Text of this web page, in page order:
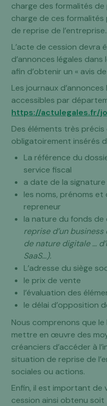
charge des formalités
charge de ces
de reprise de
L’acte de cession devra
d’annonces légales dans
afin d’obtenir un « avis
Les journaux
accessibles par
https://actulegales.fr/
Des éléments très
obligatoirement insérés
La référence du
service fiscal
a date de la signature
les noms, prénoms
repreneur
la nature du fonds de
reprise d’un
de nature digitale …
SaaS…).
L’adresse du siège
le prix de vente
l’évaluation des
le délai d’opposition
Nous comprenons que
mettre en œuvre des
créanciers d’accéder à
situation de reprise de
sociales ou actions.
Enfin, il est important de
cession ainsi obtenu